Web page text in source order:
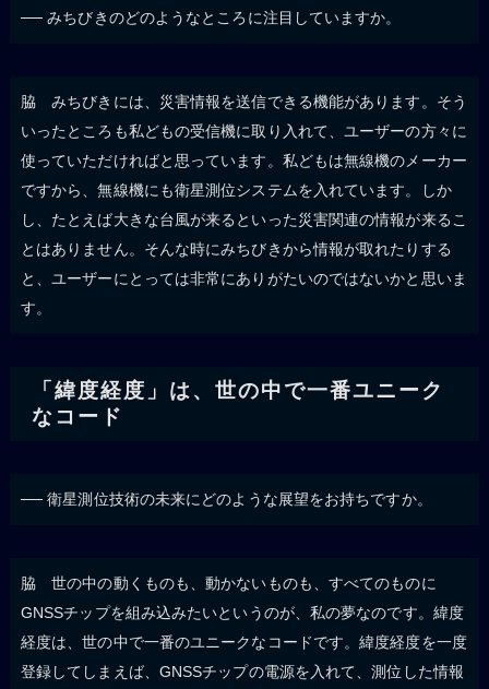
── みちびきのどのようなところに注目していますか。
脇 みちびきには、災害情報を送信できる機能があります。そう
いったところも私どもの受信機に取り入れて、ユーザーの方々に
使っていただければと思っています。私どもは無線機のメーカー
ですから、無線機にも衛星測位システムを入れています。しか
し、たとえば大きな台風が来るといった災害関連の情報が来るこ
とはありません。そんな時にみちびきから情報が取れたりする
と、ユーザーにとっては非常にありがたいのではないかと思いま
す。
「緯度経度」は、世の中で一番ユニーク
なコード
── 衛星測位技術の未来にどのような展望をお持ちですか。
脇 世の中の動くものも、動かないものも、すべてのものに
GNSSチップを組み込みたいというのが、私の夢なのです。緯度
経度は、世の中で一番のユニークなコードです。緯度経度を一度
登録してしまえば、GNSSチップの電源を入れて、測位した情報